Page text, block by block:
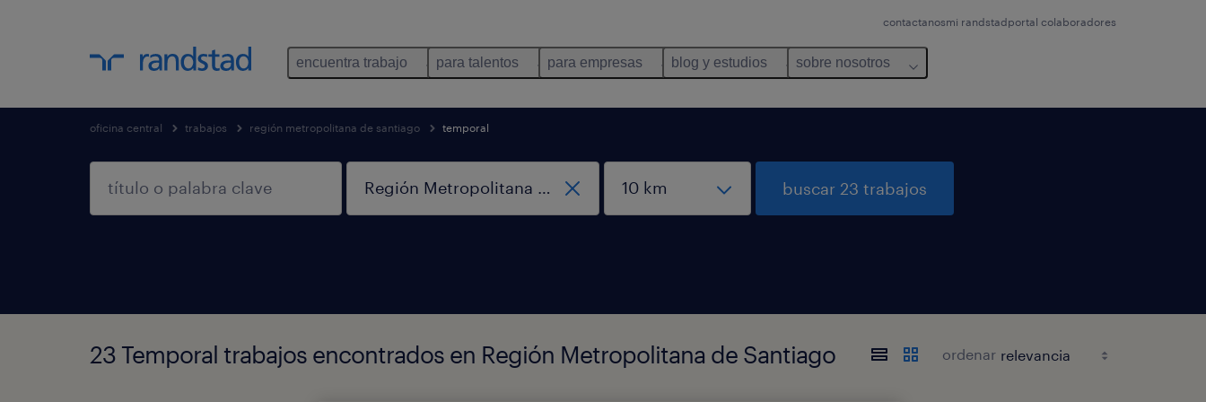
contactanosmi randstadportal colaboradores
encuentra trabajo para talentos para empresas blog y estudios sobre nosotros
oficina central trabajos región metropolitana de santiago temporal
buscar 23 trabajos
23 Temporal trabajos encontrados en Región Metropolitana de Santiago ordenar